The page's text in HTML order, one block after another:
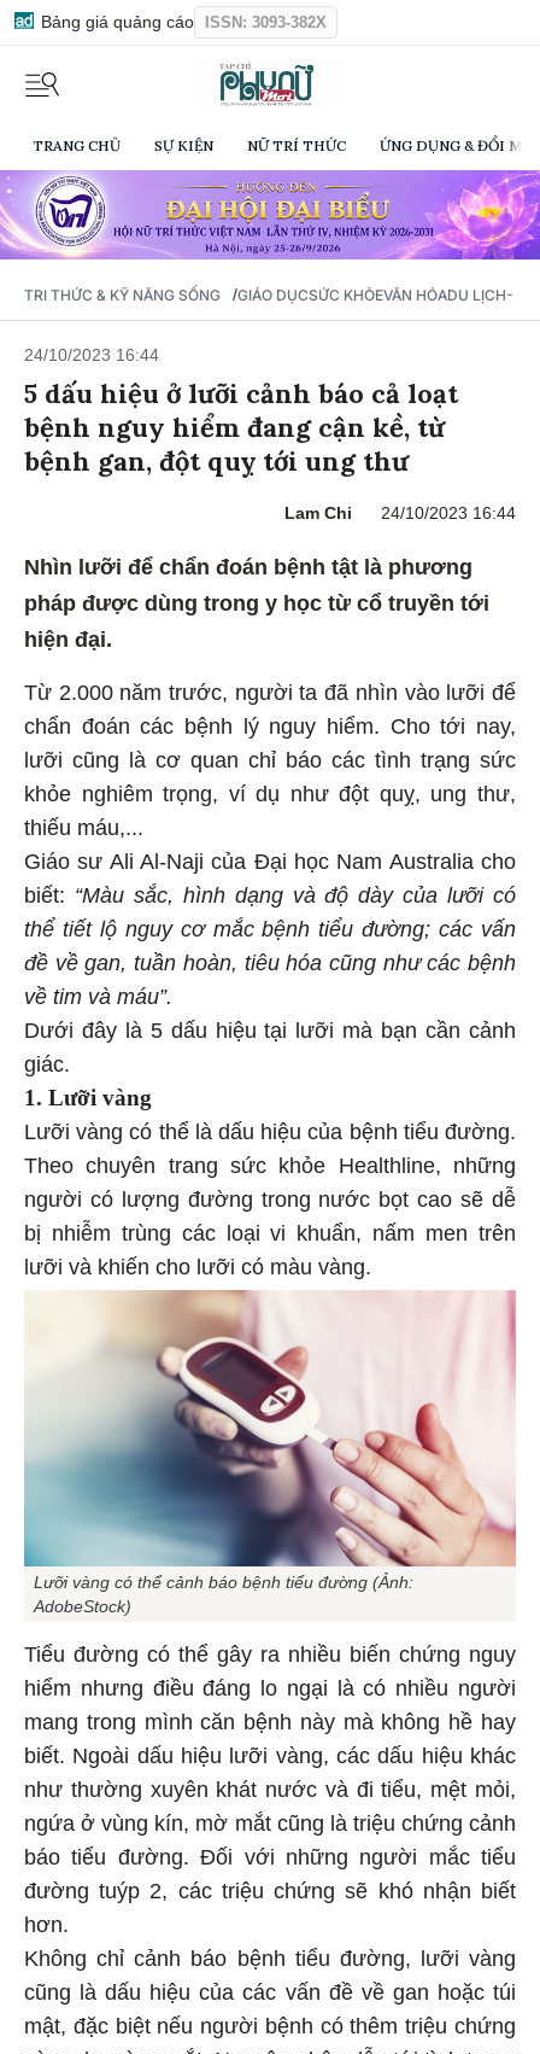
Bảng giá quảng cáo ISSN: 3093-382X
TRANG CHỦ SỰ KIỆN NỮ TRÍ THỨC ỨNG DỤNG & ĐỔI
TRI THỨC & KỸ NĂNG SỐNG /GIÁO DỤCSỨC KHỎEVĂN HÓADU LỊCH-
24/10/2023 16:44
5 dấu hiệu ở lưỡi cảnh báo cả loạt
bệnh nguy hiểm đang cận kề, từ
bệnh gan, đột quỵ tới ung thư
Lam Chi 24/10/2023 16:44
Nhìn lưỡi để chẩn đoán bệnh tật là phương
pháp được dùng trong y học từ cổ truyền tới
hiện đại.
Từ 2.000 năm trước, người ta đã nhìn vào lưỡi để
chẩn đoán các bệnh lý nguy hiểm. Cho tới nay,
lưỡi cũng là cơ quan chỉ báo các tình trạng sức
khỏe nghiêm trọng, ví dụ như đột quỵ, ung thư,
thiếu máu,...
Giáo sư Ali Al-Naji của Đại học Nam Australia cho
biết: “Màu sắc, hình dạng và độ dày của lưỡi có
thể tiết lộ nguy cơ mắc bệnh tiểu đường; các vấn
đề về gan, tuần hoàn, tiêu hóa cũng như các bệnh
về tim và máu”.
Dưới đây là 5 dấu hiệu tại lưỡi mà bạn cần cảnh
giác.
1. Lưỡi vàng
Lưỡi vàng có thể là dấu hiệu của bệnh tiểu đường.
Theo chuyên trang sức khỏe Healthline, những
người có lượng đường trong nước bọt cao sẽ dễ
bị nhiễm trùng các loại vi khuẩn, nấm men trên
lưỡi và khiến cho lưỡi có màu vàng.
Lưỡi vàng có thể cảnh báo bệnh tiểu đường (Ảnh:
AdobeStock)
Tiểu đường có thể gây ra nhiều biến chứng nguy
hiểm nhưng điều đáng lo ngại là có nhiều người
mang trong mình căn bệnh này mà không hề hay
biết. Ngoài dấu hiệu lưỡi vàng, các dấu hiệu khác
như thường xuyên khát nước và đi tiểu, mệt mỏi,
ngứa ở vùng kín, mờ mắt cũng là triệu chứng cảnh
báo tiểu đường. Đối với những người mắc tiểu
đường tuýp 2, các triệu chứng sẽ khó nhận biết
hơn.
Không chỉ cảnh báo bệnh tiểu đường, lưỡi vàng
cũng là dấu hiệu của các vấn đề về gan hoặc túi
mật, đặc biệt nếu người bệnh có thêm triệu chứng